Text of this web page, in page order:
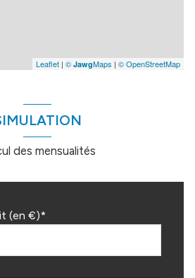
Leaflet | © JawgMaps | © OpenStreetMap
des mensualités
(en €)*